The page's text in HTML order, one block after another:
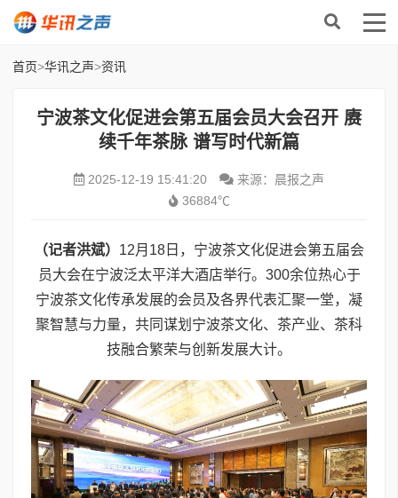
首页>华讯之声>资讯
宁波茶文化促进会第五届会员大会召开 赓
续千年茶脉 谱写时代新篇
2025-12-19 15:41:20
来源：晨报之声
36884℃
（记者洪斌） 12月18日，宁波茶文化促进会第五届会
员大会在宁波泛太平洋大酒店举行。300余位热心于
宁波茶文化传承发展的会员及各界代表汇聚一堂，凝
聚智慧与力量，共同谋划宁波茶文化、茶产业、茶科
技融合繁荣与创新发展大计。